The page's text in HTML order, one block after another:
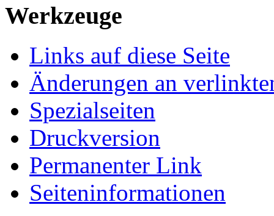
Werkzeuge
Links auf diese Seite
Änderungen an
Spezialseiten
Druckversion
Permanenter Link
Seiten­informationen